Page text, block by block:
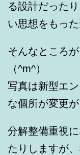
る設計だった
い思想をもっ
そんなところ
（^m^）
写真は新型エ
な個所が変更が
分解整備重視
たりしますが